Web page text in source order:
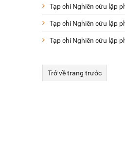
Tạp chí Nghiên cứu lập
Tạp chí Nghiên cứu lập
Tạp chí Nghiên cứu lập
Trở về trang trước